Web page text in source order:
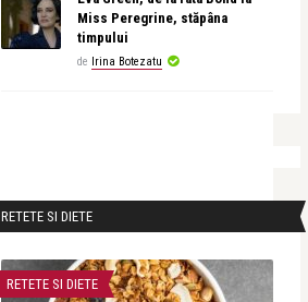
Miss Peregrine, stăpâna
timpului
de Irina Botezatu
RETETE SI DIETE
RETETE SI DIETE